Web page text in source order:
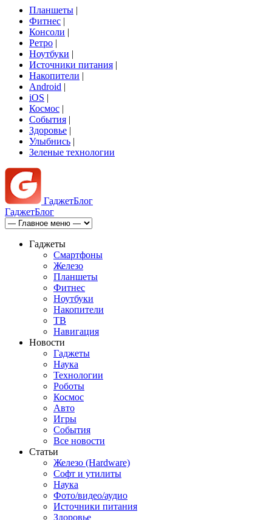
Планшеты |
Фитнес |
Консоли |
Ретро |
Ноутбуки |
Источники питания |
Накопители |
Android |
iOS |
Космос |
События |
Здоровье |
Улыбнись |
Зеленые технологии
ГаджетБлог
ГаджетБлог
Гаджеты
Смартфоны
Железо
Планшеты
Фитнес
Ноутбуки
Накопители
ТВ
Навигация
Новости
Гаджеты
Наука
Технологии
Роботы
Космос
Авто
Игры
События
Все новости
Статьи
Железо (Hardware)
Софт и утилиты
Наука
Фото/видео/аудио
Источники питания
Здоровье